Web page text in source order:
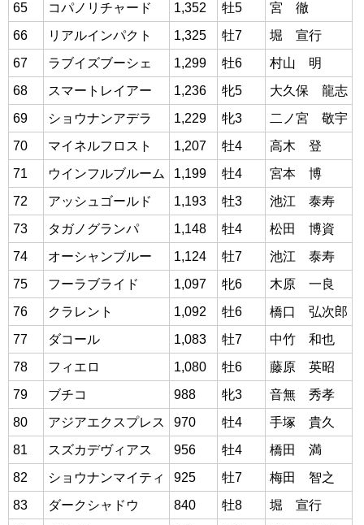
65
コパノリチャード 1,352 牡5
宮 徹
66
リアルインパクト 1,325 牡7
堀 宣行
67
ラブイズブーシェ 1,299 牡6
村山 明
68
スマートレイアー 1,236 牝5
大久保 龍志
69
ショウナンアデラ 1,229 牝3
二ノ宮 敬宇
70
マイネルフロスト 1,207 牡4
高木 登
71
ウインフルブルーム 1,199 牡4
宮本 博
72
アッシュゴールド 1,193 牡3
池江 泰寿
73
タガノグランパ 1,148 牡4
松田 博資
74
オーシャンブルー 1,124 牡7
池江 泰寿
75
フーラブライド 1,097 牝6
木原 一良
76
クラレント 1,092 牡6
橋口 弘次郎
77
ダコール 1,083 牡7
中竹 和也
78
フィエロ 1,080 牡6
藤原 英昭
79
ブチコ 988 牝3
音無 秀孝
80
アジアエクスプレス 970 牡4
手塚 貴久
81
スズカデヴィアス 956 牡4
橋田 満
82
ショウナンマイティ 925 牡7
梅田 智之
83
ダークシャドウ 840 牡8
堀 宣行